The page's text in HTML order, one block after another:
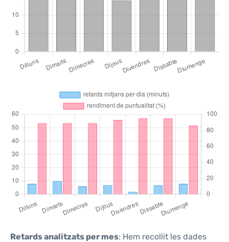
Retards analitzats per mes: Hem recollit les dades